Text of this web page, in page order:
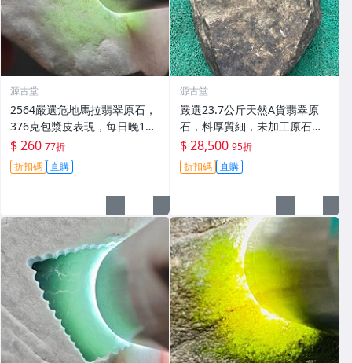
源古堂
2564嚴選危地馬拉翡翠原石，
376克包漿皮表現，每日晚11
點截拍，真實拍賣，誠意推
薦！危地馬拉 翡翠 原石
$ 260 77折
折扣碼 直購
源古堂
嚴選23.7公斤天然A貨翡翠原
石，料厚質細，未加工原石，
老皮殼適合玩手鐲。支持郵
寄，詳情可洽。A貨翡翠 玉石
翡翠
$ 28,500 95折
折扣碼 直購